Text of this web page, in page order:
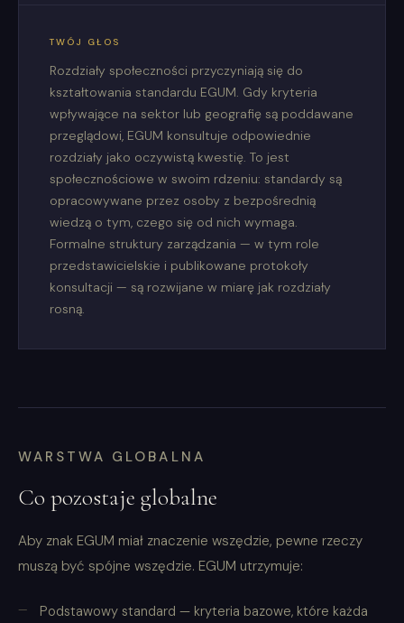
TWÓJ GŁOS
Rozdziały społeczności przyczyniają się do
kształtowania standardu EGUM. Gdy kryteria
wpływające na sektor lub geografię są poddawane
przeglądowi, EGUM konsultuje odpowiednie
rozdziały jako oczywistą kwestię. To jest
społecznościowe w swoim rdzeniu: standardy są
opracowywane przez osoby z bezpośrednią
wiedzą o tym, czego się od nich wymaga.
Formalne struktury zarządzania — w tym role
przedstawicielskie i publikowane protokoły
konsultacji — są rozwijane w miarę jak rozdziały
rosną.
WARSTWA GLOBALNA
Co pozostaje globalne
Aby znak EGUM miał znaczenie wszędzie, pewne rzeczy
muszą być spójne wszędzie. EGUM utrzymuje:
Podstawowy standard — kryteria bazowe, które każda